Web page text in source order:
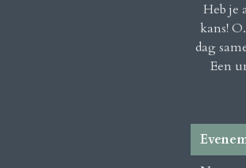
Heb je
kans!
dag
Een